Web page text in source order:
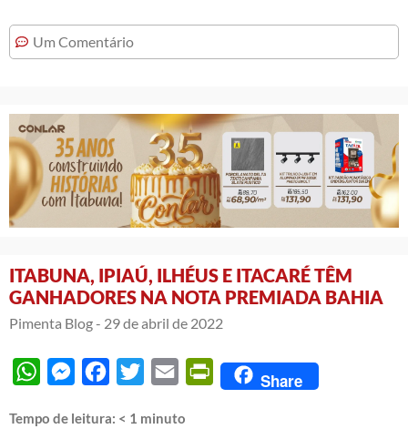
Um Comentário
ITABUNA, IPIAÚ, ILHÉUS E ITACARÉ TÊM
GANHADORES NA NOTA PREMIADA BAHIA
Pimenta Blog - 29 de abril de 2022
WhatsAppMessengerFacebook
Twitter Email PrintFriendly
Share
Tempo de leitura: < 1 minuto